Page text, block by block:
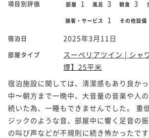
項目別評価 部屋 1 風呂 3 朝食 3
接客・サービス 1 その他設備
宿泊日 2025年3月11日
部屋タイプ
スーペリアツイン | シャ
煙】25平米
宿泊施設に関しては、清潔感もあり良か
中〜朝方まで一晩中、大音量の音楽や人
続いた為、一睡もできませんでした。 重
ジックのような音、部屋中に響く足音の
の叫び声などが不規則に続き怖かったで